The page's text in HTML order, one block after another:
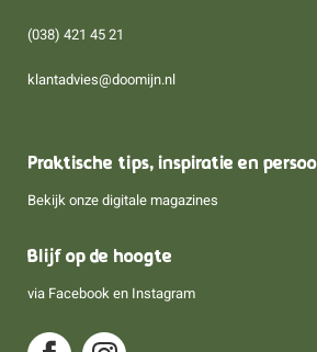
(038) 421 45 21
klantadvies@doomijn.nl
Praktische tips, inspiratie en
Bekijk onze digitale magazines
Blijf op de hoogte
via Facebook en Instagram